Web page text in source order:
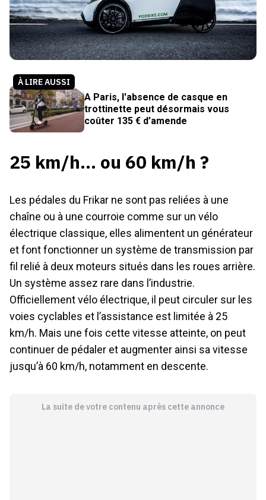
À LIRE AUSSI
A Paris, l'absence de casque en
trottinette peut désormais vous
coûter 135 € d’amende
25 km/h… ou 60 km/h ?
Les pédales du Frikar ne sont pas reliées à une
chaîne ou à une courroie comme sur un vélo
électrique classique, elles alimentent un générateur
et font fonctionner un système de transmission par
fil relié à deux moteurs situés dans les roues arrière.
Un système assez rare dans l’industrie.
Officiellement vélo électrique, il peut circuler sur les
voies cyclables et l’assistance est limitée à 25
km/h. Mais une fois cette vitesse atteinte, on peut
continuer de pédaler et augmenter ainsi sa vitesse
jusqu’à 60 km/h, notamment en descente.
La suite de votre contenu après cette annonce